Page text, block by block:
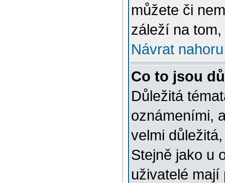
můžete či
záleží na
Návrat nahoru
Co to jsou
Důležitá
oznámeními,
velmi
Stejně jako u
uživatelé mají